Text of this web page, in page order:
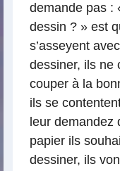
demande pas :
dessin ? » est
s’asseyent
dessiner, ils ne
couper à la
ils se
leur demandez
papier ils
dessiner, ils